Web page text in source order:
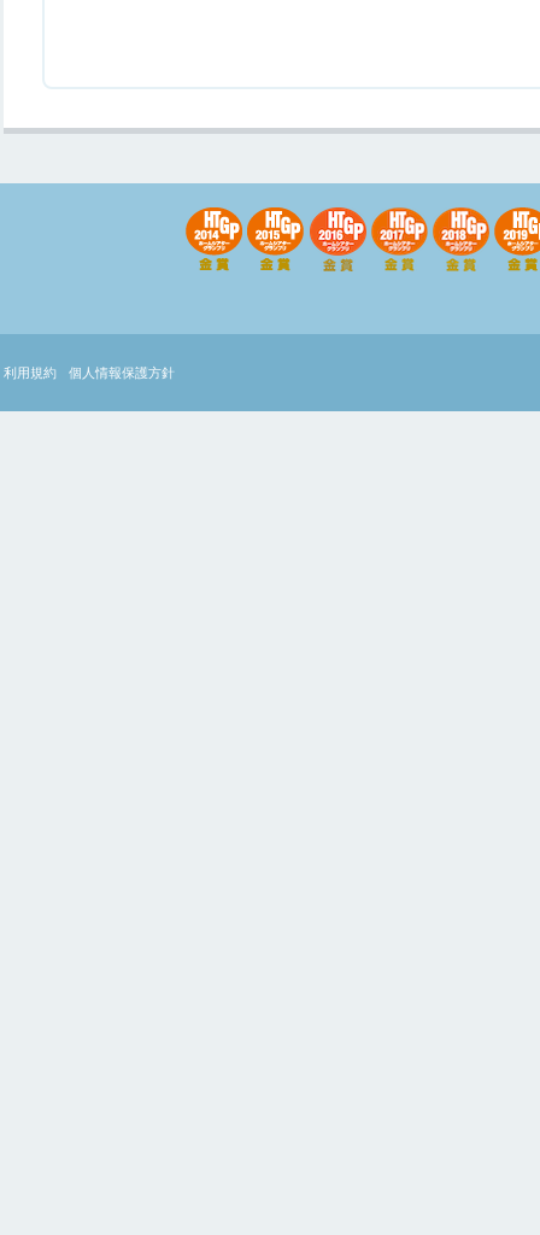
利用規約 個人情報保護方針